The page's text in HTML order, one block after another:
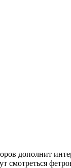
дополнит
смотреться